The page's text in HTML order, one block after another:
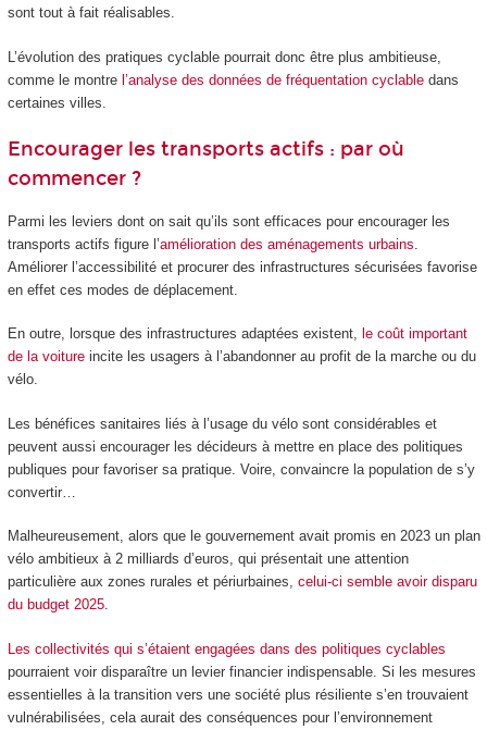
sont tout à fait réalisables.
L’évolution des pratiques cyclable pourrait donc être plus ambitieuse,
comme le montre l’analyse des données de fréquentation cyclabledans
certaines villes.
Encourager les transports actifs : par où
commencer ?
Parmi les leviers dont on sait qu’ils sont efficaces pour encourager les
transports actifs figure l’amélioration des aménagements urbains
Améliorer l’accessibilité et procurer des infrastructures sécurisées favorise
en effet ces modes de déplacement.
En outre, lorsque des infrastructures adaptées existent, le coût important
de la voitureincite les usagers à l’abandonner au profit de la marche ou du
vélo.
Les bénéfices sanitaires liés à l’usage du vélo sont considérables et
peuvent aussi encourager les décideurs à mettre en place des politiques
publiques pour favoriser sa pratique. Voire, convaincre la population de s’y
convertir…
Malheureusement, alors que le gouvernement avait promis en 2023 un plan
vélo ambitieux à 2 milliards d’euros, qui présentait une attention
particulière aux zones rurales et périurbaines, celui-ci semble avoir disparu
du budget 2025.
Les collectivités qui s’étaient engagées dans des politiques cyclables
pourraient voir disparaître un levier financier indispensable. Si les mesures
essentielles à la transition vers une société plus résiliente s’en trouvaient
vulnérabilisées, cela aurait des conséquences pour l’environnement